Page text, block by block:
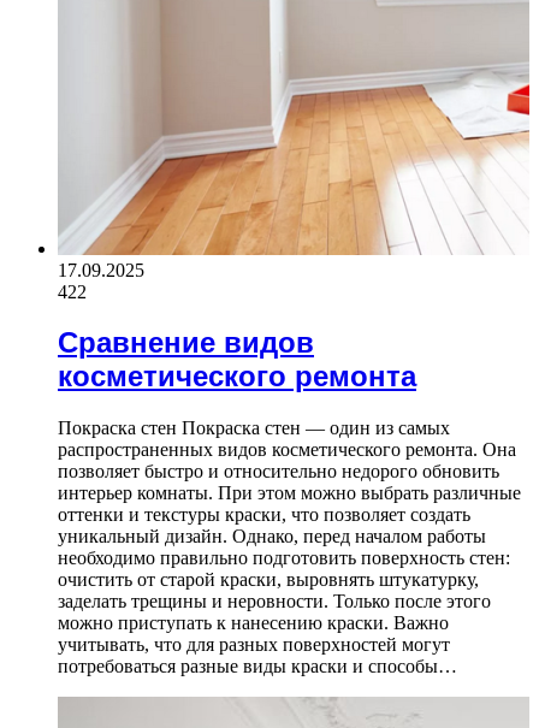
17.09.2025
422
Сравнение видов
косметического ремонта
Покраска стен Покраска стен — один из самых
распространенных видов косметического ремонта. Она
позволяет быстро и относительно недорого обновить
интерьер комнаты. При этом можно выбрать различные
оттенки и текстуры краски, что позволяет создать
уникальный дизайн. Однако, перед началом работы
необходимо правильно подготовить поверхность стен:
очистить от старой краски, выровнять штукатурку,
заделать трещины и неровности. Только после этого
можно приступать к нанесению краски. Важно
учитывать, что для разных поверхностей могут
потребоваться разные виды краски и способы…